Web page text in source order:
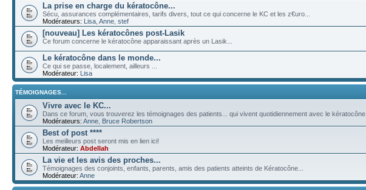
La prise en charge du kératocône...
Sécu, assurances complémentaires, tarifs divers, tout ce qui concerne le KC et les z€uro...
Modérateurs: Lisa Anne stef
[nouveau] Les kératocônes post-Lasik
Ce forum concerne le kératocône apparaissant après un Lasik...
Le kératocône dans le monde...
Ce qui se passe, localement, ailleurs ...
Modérateur: Lisa
TÉMOIGNAGES...
Vivre avec le KC...
Dans ce forum, vous trouverez les témoignages des patients... qui vivent quotidiennement avec le kératocône.
Modérateurs: Anne Bruce Robertson
Best of post ****
Les meilleurs post seront mis en lien ici!
Modérateur: Abdellah
La vie et les avis des proches...
Témoignages des conjoints, enfants, parents, amis des patients atteints de Kératocône...
Modérateur: Anne